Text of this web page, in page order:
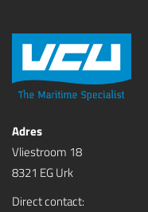
Adres
Vliestroom 18
8321 EG Urk
Direct contact: